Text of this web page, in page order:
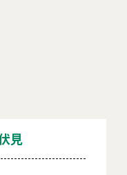
見